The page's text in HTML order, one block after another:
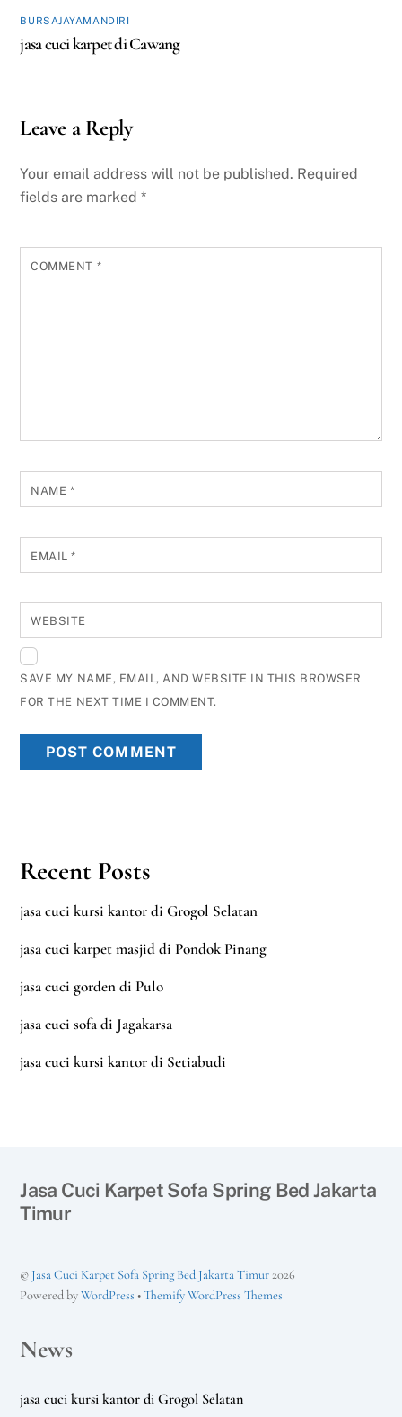
BURSAJAYAMANDIRI
jasa cuci karpet di Cawang
Leave a Reply
Your email address will not be published. Required
fields are marked*
COMMENT *
NAME *
EMAIL*
WEBSITE
SAVE MY NAME, EMAIL, AND WEBSITE IN THIS BROWSER
FOR THE NEXT TIME I COMMENT.
Recent Posts
jasa cuci kursi kantor di Grogol Selatan
jasa cuci karpet masjid di Pondok Pinang
jasa cuci gorden di Pulo
jasa cuci sofa di Jagakarsa
jasa cuci kursi kantor di Setiabudi
Jasa Cuci Karpet Sofa Spring Bed Jakarta
Timur
© Jasa Cuci Karpet Sofa Spring Bed Jakarta Timur2026
Powered byWordPress •Themify WordPress Themes
News
jasa cuci kursi kantor di Grogol Selatan